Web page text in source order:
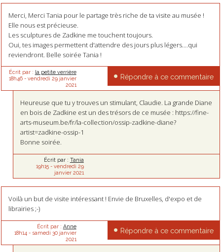
Merci, Merci Tania pour le partage très riche de ta visite au musée !
Elle nous est précieuse.
Les sculptures de Zadkine me touchent toujours.
Oui, tes images permettent d'attendre des jours plus légers....qui
reviendront. Belle soirée Tania !
Écrit par : la petite verrière
18h46- vendredi 29 janvier
2021
Répondre à ce commentaire
Heureuse que tu y trouves un stimulant, Claudie. La grande Diane
en bois de Zadkine est un des trésors de ce musée : https://fine-
arts-museum.be/fr/la-collection/ossip-zadkine-diane?
artist=zadkine-ossip-1
Bonne soirée.
Écrit par : Tania
19h15- vendredi 29
janvier 2021
Voilà un but de visite intéressant ! Envie de Bruxelles, d'expo et de
librairies ;-)
Écrit par : Anne
18h14 - samedi 30 janvier
2021
Répondre à ce commentaire